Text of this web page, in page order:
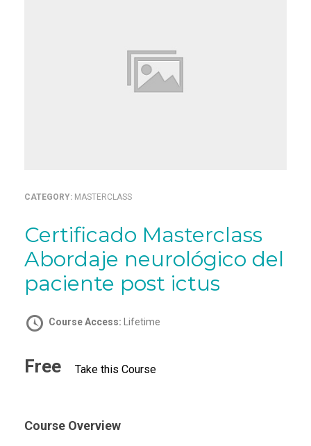
CATEGORY: MASTERCLASS
Certificado Masterclass
Abordaje neurológico del
paciente post ictus
Course Access: Lifetime
Free Take this Course
Course Overview